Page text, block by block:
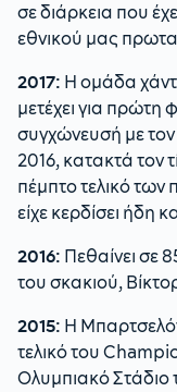
σε διάρκεια που
εθνικού μας
2017: Η ομάδα
μετέχει για
συγχώνευσή με
2016, κατακτά τον
πέμπτο τελικό των
είχε κερδίσει ήδη
2016: Πεθαίνει σε
του σκακιού,
2015: Η
τελικό του
Ολυμπιακό Στάδιο